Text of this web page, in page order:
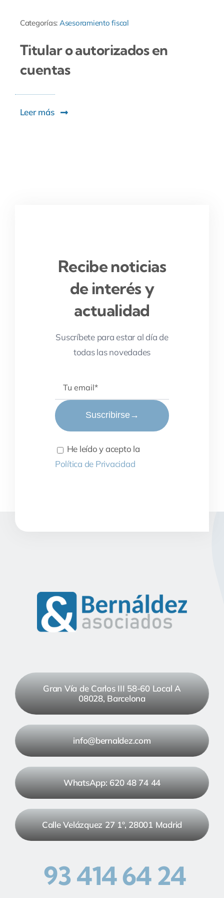
Categorías: Asesoramiento fiscal
Titular o autorizados en
cuentas
Leer más
Recibe noticias
de interés y
actualidad
Suscríbete para estar al día de
todas las novedades
Suscribirse→
He leído y acepto la
Política de Privacidad
Gran Vía de Carlos III 58-60 Local A
08028, Barcelona
info@bernaldez.com
WhatsApp: 620 48 74 44
Calle Velázquez 27 1º, 28001 Madrid
93 414 64 24